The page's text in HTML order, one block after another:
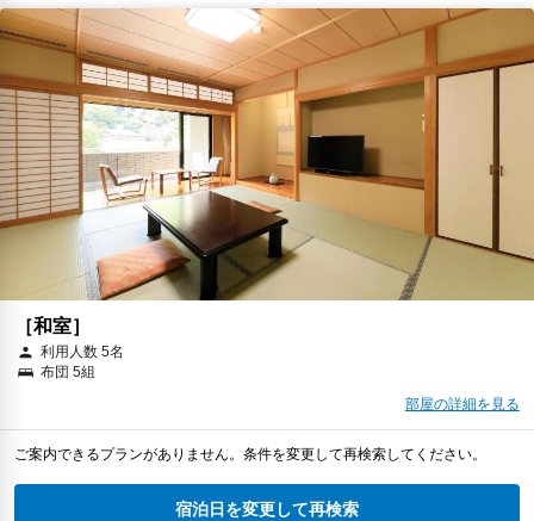
［和室］
利用人数 5名
布団 5組
部屋の詳細を見る
ご案内できるプランがありません。条件を変更して再検索してください。
宿泊日を変更して再検索